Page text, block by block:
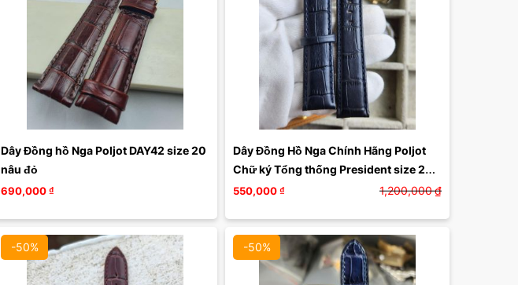
Dây Đồng hồ Nga Poljot DAY42 size 20
nâu đỏ
690,000₫
Dây Đồng Hồ Nga Chính Hãng Poljot
Chữ ký Tổng thống President size 20
DAY126
550,000₫ 1,200,000₫
-50% -50%